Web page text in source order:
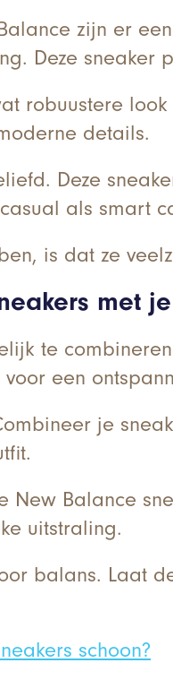
zijn er
Deze
robuustere
details.
Deze
als smart
is dat ze
met
te
een
je
New Balance
uitstraling.
balans. Laat
schoon?